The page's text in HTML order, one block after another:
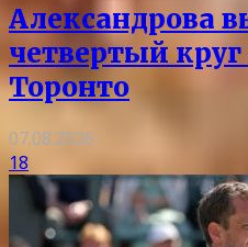
Александрова
четвертый
Торонто
07.08.2026
18